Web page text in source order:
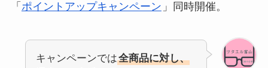
「 ポイントアップキャンペーン 」同時開催。
キャンペーンでは全商品に対し、